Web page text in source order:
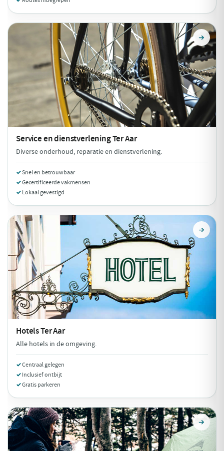
Service en dienstverleningTer Aar
Diverse onderhoud, reparatie en dienstverlening.
Snel en betrouwbaar
Gecertificeerde vakmensen
Lokaal gevestigd
HotelsTer Aar
Alle hotels in de omgeving.
Centraal gelegen
Inclusief ontbijt
Gratis parkeren